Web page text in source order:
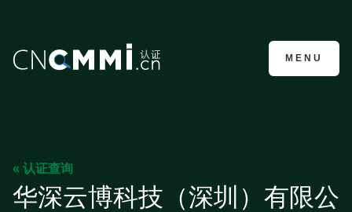
CMMI认证咨询
MENU
« 认证查询
华深云博科技（深圳）有限公